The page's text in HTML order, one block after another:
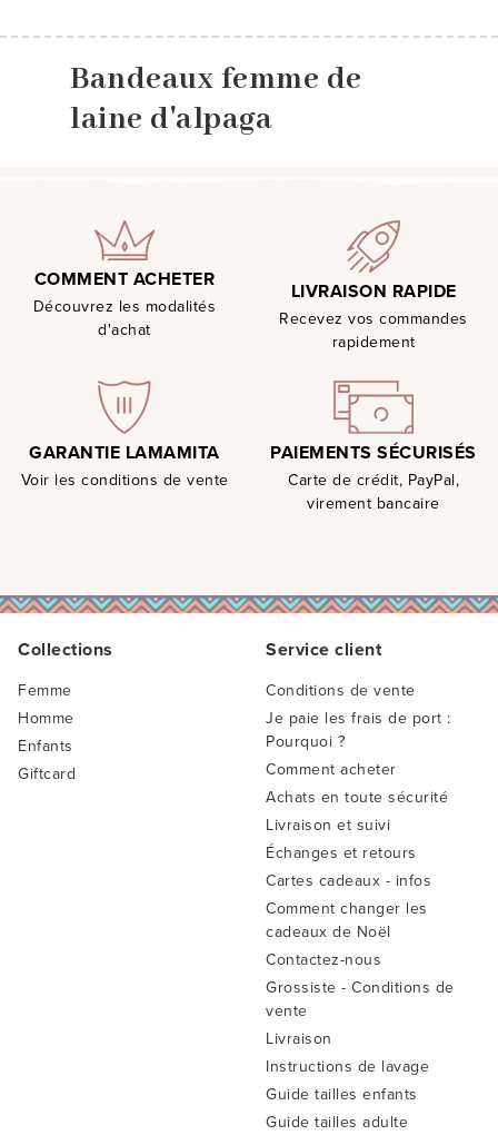
Bandeaux femme de
laine d'alpaga
COMMENT ACHETER
Découvrez les modalités
d'achat
LIVRAISON RAPIDE
Recevez vos commandes
rapidement
GARANTIE LAMAMITA
Voir les conditions de vente
PAIEMENTS SÉCURISÉS
Carte de crédit, PayPal,
virement bancaire
Collections
Femme
Homme
Enfants
Giftcard
Service client
Conditions de vente
Je paie les frais de port :
Pourquoi ?
Comment acheter
Achats en toute sécurité
Livraison et suivi
Échanges et retours
Cartes cadeaux - infos
Comment changer les
cadeaux de Noël
Contactez-nous
Grossiste - Conditions de
vente
Livraison
Instructions de lavage
Guide tailles enfants
Guide tailles adulte